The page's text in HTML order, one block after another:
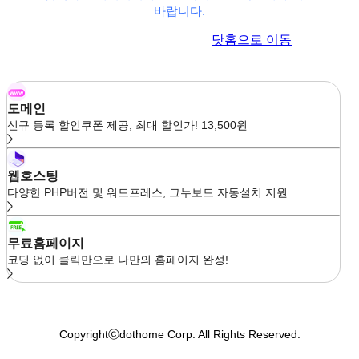
바랍니다.
닷홈으로 이동
도메인
신규 등록 할인쿠폰 제공, 최대 할인가! 13,500원
웹호스팅
다양한 PHP버전 및 워드프레스, 그누보드 자동설치 지원
무료홈페이지
코딩 없이 클릭만으로 나만의 홈페이지 완성!
Copyrightⓒdothome Corp. All Rights Reserved.